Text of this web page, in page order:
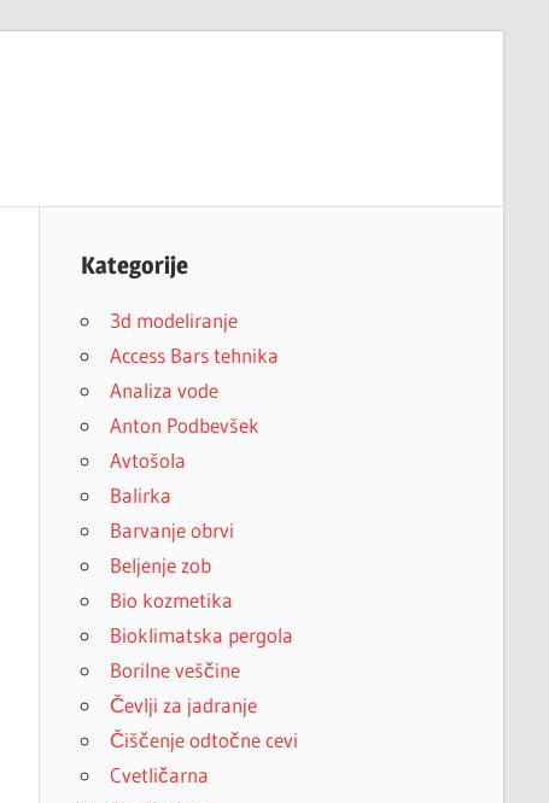
Kategorije
3d modeliranje
Access Bars tehnika
Analiza vode
Anton Podbevšek
Avtošola
Balirka
Barvanje obrvi
Beljenje zob
Bio kozmetika
Bioklimatska pergola
Borilne veščine
Čevlji za jadranje
Čiščenje odtočne cevi
Cvetličarna